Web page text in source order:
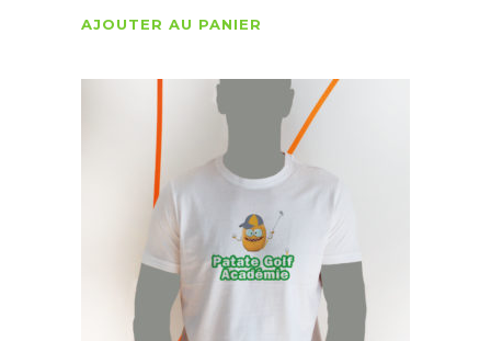
AJOUTER AU PANIER